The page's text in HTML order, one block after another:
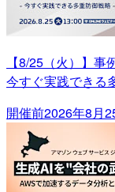
【8/25（火）】
今すぐ実践できる
開催前2026年8月